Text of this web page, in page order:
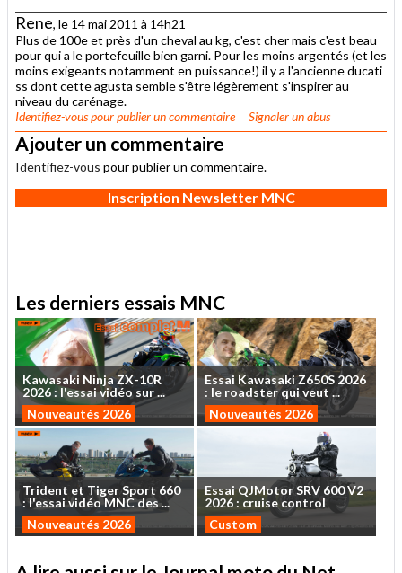
Rene, le 14 mai 2011 à 14h21
Plus de 100e et près d'un cheval au kg, c'est cher mais c'est beau
pour qui a le portefeuille bien garni. Pour les moins argentés (et les
moins exigeants notamment en puissance!) il y a l'ancienne ducati
ss dont cette agusta semble s'être légèrement s'inspirer au
niveau du carénage.
Identifiez-vouspour publier un commentaire Signaler un abus
Ajouter un commentaire
Identifiez-vous pour publier un commentaire.
Inscription Newsletter MNC
Les derniers essais MNC
Kawasaki NinjaZX-10R
2026: l'essaividéo sur...
Nouveautés 2026
Essai KawasakiZ650S 2026
: le roadsterquiveut ...
Nouveautés 2026
Trident et TigerSport 660
: l'essaividéoMNCdes...
Nouveautés 2026
EssaiQJMotorSRV 600V2
2026 : cruise control
Custom